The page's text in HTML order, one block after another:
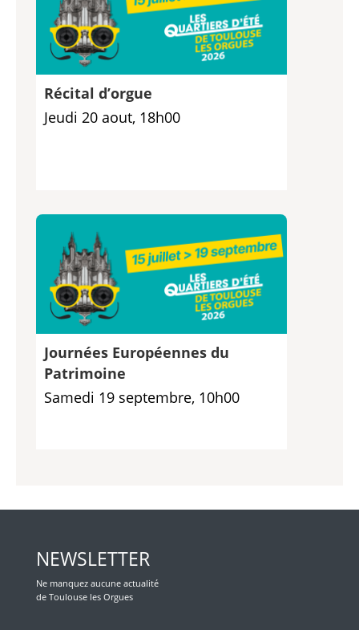
Récital d’orgue
Jeudi 20 aout, 18h00
Journées Européennes du
Patrimoine
Samedi 19 septembre, 10h00
NEWSLETTER
Ne manquez aucune actualité
de Toulouse les Orgues